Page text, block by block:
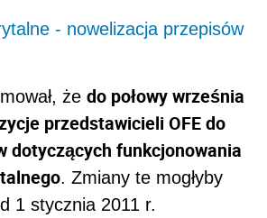
- nowelizacja przepisów
że do połowy września
przedstawicieli OFE do
dotyczących funkcjonowania
. Zmiany te mogłyby
1 stycznia 2011 r.